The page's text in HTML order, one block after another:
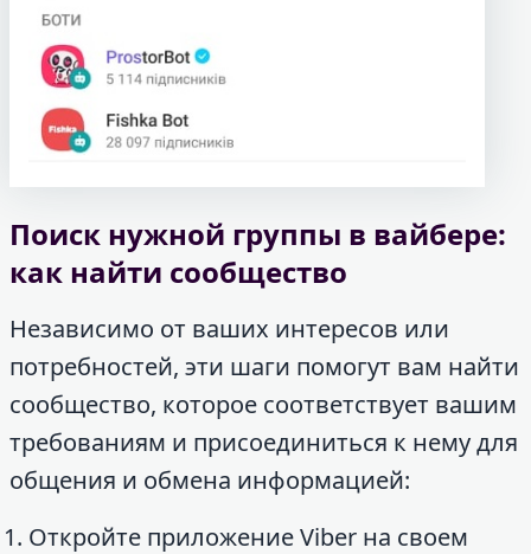
Поиск нужной группы в вайбере:
как найти сообщество
Независимо от ваших интересов или
потребностей, эти шаги помогут вам найти
сообщество, которое соответствует вашим
требованиям и присоединиться к нему для
общения и обмена информацией:
Откройте приложение Viber на своем